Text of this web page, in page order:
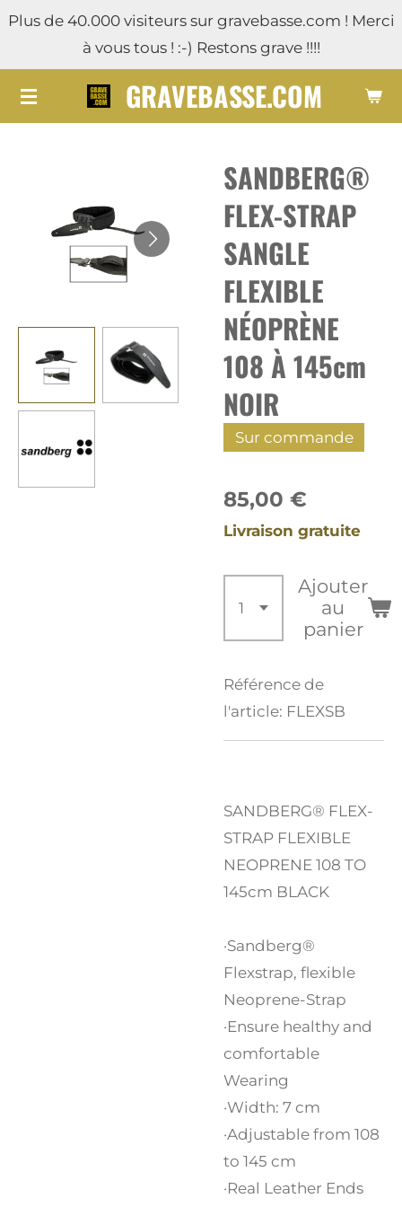
Passer
contenu
principal
GRAVEBASSE.COM
Plus de 40.000 visiteurs sur gravebasse.com ! Merci
à vous tous ! :-) Restons grave !!!!
SANDBERG®
FLEX-STRAP
SANGLE
FLEXIBLE
NÉOPRÈNE
108 À 145cm
NOIR
Sur commande
85,00 €
Livraison gratuite
Ajouter
au
panier
Référence de
l'article: FLEXSB
SANDBERG® FLEX-
STRAP FLEXIBLE
NEOPRENE 108 TO
145cm BLACK
·Sandberg®
Flexstrap, flexible
Neoprene-Strap
·Ensure healthy and
comfortable
Wearing
·Width: 7 cm
·Adjustable from 108
to 145 cm
·Real Leather Ends